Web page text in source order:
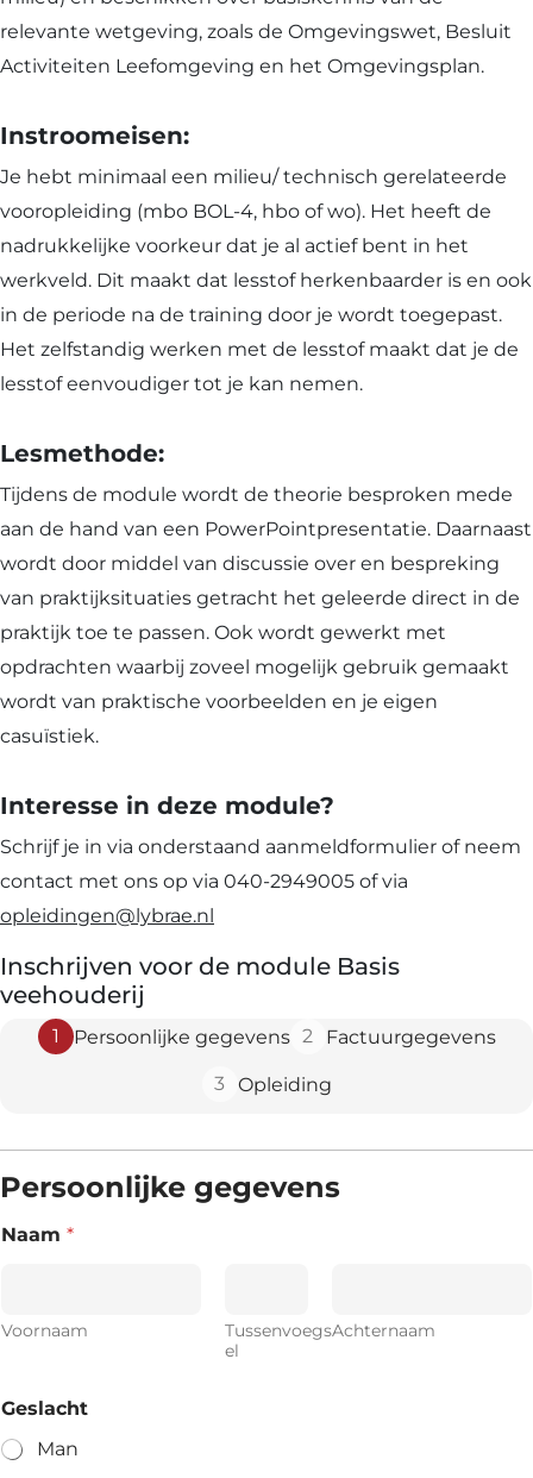
relevante wetgeving, zoals de Omgevingswet, Besluit
Activiteiten Leefomgeving en het Omgevingsplan.
Instroomeisen:
Je hebt minimaal een milieu/ technisch gerelateerde
vooropleiding (mbo BOL-4, hbo of wo). Het heeft de
nadrukkelijke voorkeur dat je al actief bent in het
werkveld. Dit maakt dat lesstof herkenbaarder is en ook
in de periode na de training door je wordt toegepast.
Het zelfstandig werken met de lesstof maakt dat je de
lesstof eenvoudiger tot je kan nemen.
Lesmethode:
Tijdens de module wordt de theorie besproken mede
aan de hand van een PowerPointpresentatie. Daarnaast
wordt door middel van discussie over en bespreking
van praktijksituaties getracht het geleerde direct in de
praktijk toe te passen. Ook wordt gewerkt met
opdrachten waarbij zoveel mogelijk gebruik gemaakt
wordt van praktische voorbeelden en je eigen
casuïstiek.
Interesse in deze module?
Schrijf je in via onderstaand aanmeldformulier of neem
contact met ons op via 040-2949005 of via
opleidingen@lybrae.nl
Inschrijven voor de module Basis
veehouderij
1 Persoonlijke gegevens 2 Factuurgegevens
3 Opleiding
Persoonlijke gegevens
Naam *
Voornaam
Tussenvoegs
el
Achternaam
Geslacht
Man